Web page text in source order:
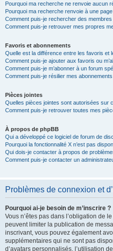
Pourquoi ma recherche ne renvoie aucun
Pourquoi ma recherche renvoie à une
Comment puis-je rechercher des membres
Comment puis-je retrouver mes propres
Favoris et abonnements
Quelle est la différence entre les favoris et
Comment puis-je ajouter aux favoris ou
Comment puis-je m’abonner à un forum
Comment puis-je résilier mes
Pièces jointes
Quelles pièces jointes sont autorisées sur
Comment puis-je retrouver toutes mes
À propos de phpBB
Qui a développé ce logiciel de forum de
Pourquoi la fonctionnalité X n’est pas
Qui dois-je contacter à propos de
Comment puis-je contacter un
Problèmes de connexion et
Pourquoi ai-je besoin de m’inscrire ?
Vous n’êtes pas dans l’obligation de
peuvent limiter la publication de
inscrivant, vous pouvez également
supplémentaires qui ne sont pas
d’avatars personnalisés, l’utilisation